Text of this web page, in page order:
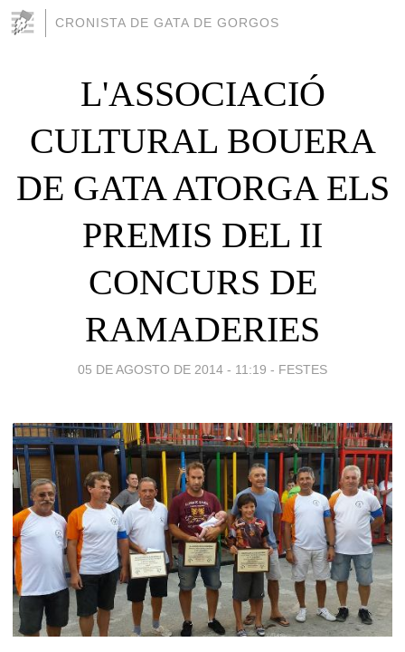
CRONISTA DE GATA DE GORGOS
L'ASSOCIACIÓ
CULTURAL BOUERA
DE GATA ATORGA ELS
PREMIS DEL II
CONCURS DE
RAMADERIES
05 DE AGOSTO DE 2014 - 11:19 - FESTES